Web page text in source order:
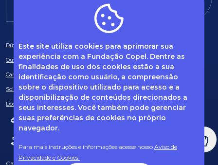
Este site utiliza cookies para aprimorar sua
experiência com a Fundação Copel. Dentre as
finalidades de uso dos cookies estão a sua
identificação como usuário, a compreensão
sobre o dispositivo utilizado para acesso e a
disponibilização de conteúdos direcionados a
seus interesses. Você também pode gerenciar
suas preferências de cookies no próprio
navegador.
Para mais instruções e informações acesse nosso Aviso de
Privacidade e Cookies.
Dúvidas frequentes
Ouvidoria
Canal de Denúncias
Solicitação de informações
Documentos obrigatórios
Caso tenha dúvidas sobre Privacidade de Dados e LGPD, entre em